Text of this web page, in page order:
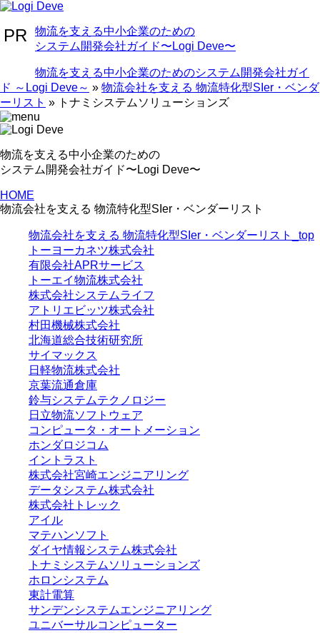
物流を⽀える中⼩企業のための
システム開発会社ガイド〜Logi Deve〜
物流を支える中小企業のためのシステム開発会社ガイ
ド ～Logi Deve～ » 物流会社を支える 物流特化型SIer・ベンダ
ーリスト » トナミシステムソリューションズ
物流を⽀える中⼩企業のための
システム開発会社ガイド〜Logi Deve〜
HOME
物流会社を支える 物流特化型SIer・ベンダーリスト
物流会社を支える 物流特化型SIer・ベンダーリスト_top
トーヨーカネツ株式会社
有限会社APRサービス
トーエイ物流株式会社
株式会社システムライフ
アトリエビッツ株式会社
村田機械株式会社
北海道総合技術研究所
サイマックス
日軽物流株式会社
京葉流通倉庫
鈴与システムテクノロジー
日立物流ソフトウェア
コンピュータ・オートメーション
ホンダロジコム
イントラスト
株式会社宮崎エンジニアリング
データシステム株式会社
株式会社トレック
アイル
マテハンソフト
ダイヤ情報システム株式会社
トナミシステムソリューションズ
ホロンシステム
東計電算
サンデンシステムエンジニアリング
ユニバーサルコンピューター